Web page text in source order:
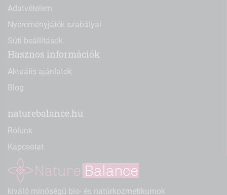
Adatvételem
Nyereményjáték szabályai
Süti beállítások
Hasznos információk
Aktuális ajánlatok
Blog
naturebalance.hu
Rólunk
Kapcsolat
kiváló minőségű bio- és natúrkozmetikumok